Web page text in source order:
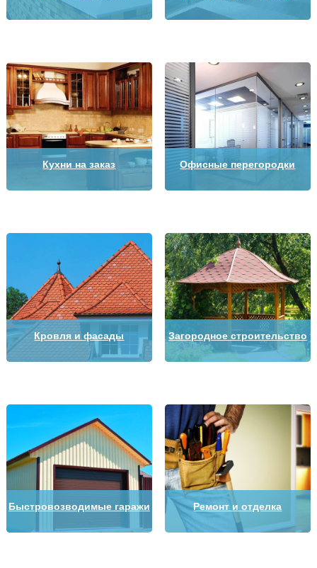
Кухни на заказ Офисные перегородки
Кровля и фасады Загородное строительство
Быстровозводимые гаражи Ремонт и отделка